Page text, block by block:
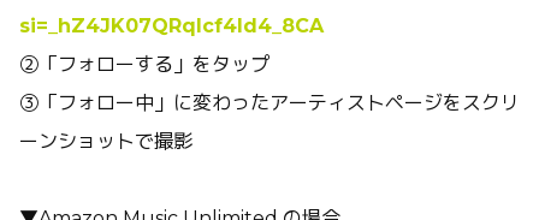
si=_hZ4JK07QRqlcf4ld4_8CA
②「フォローする」をタップ
③「フォロー中」に変わったアーティストページをスクリ
ーンショットで撮影